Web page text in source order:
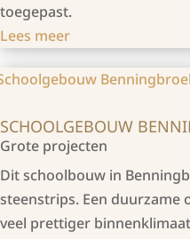
toegepast.
Lees meer
SCHOOLGEBOUW
Grote projecten
Dit schoolbouw in
steenstrips. Een duurzame
veel prettiger